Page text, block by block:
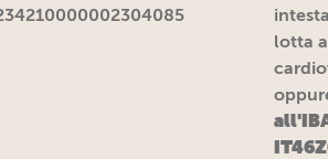
lotta